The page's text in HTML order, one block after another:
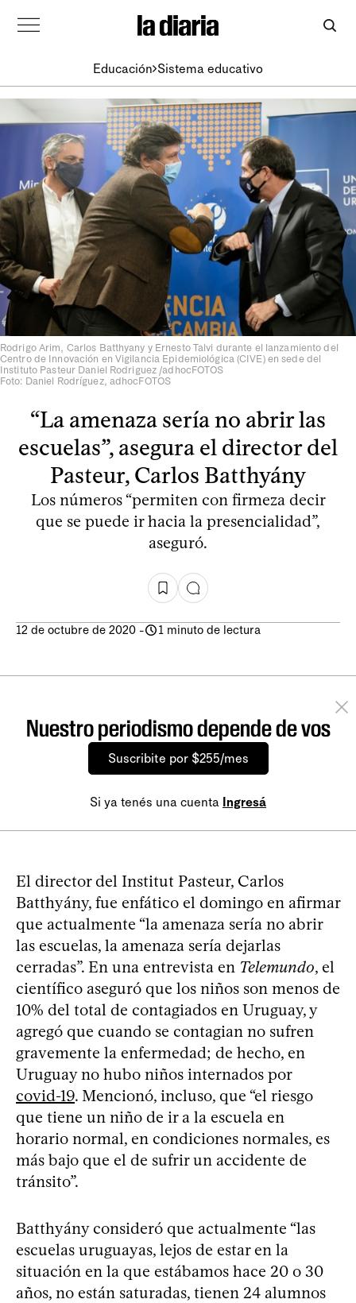
Educación Sistema educativo
Rodrigo Arim, Carlos Batthyany y Ernesto Talvi durante el lanzamiento del
Centro de Innovación en Vigilancia Epidemiológica (CIVE) en sede del
Instituto Pasteur Daniel Rodriguez /adhocFOTOS
Foto: Daniel Rodríguez, adhocFOTOS
“La amenaza sería no abrir las
escuelas”, asegura el director del
Pasteur, Carlos Batthyány
Los números “permiten con firmeza decir
que se puede ir hacia la presencialidad”,
aseguró.
12 de octubre de 2020 - 1 minuto de lectura
Nuestro periodismo depende de vos
Suscribite por $255/mes
Si ya tenés una cuenta Ingresá
El director del Institut Pasteur, Carlos
Batthyány, fue enfático el domingo en afirmar
que actualmente “la amenaza sería no abrir
las escuelas, la amenaza sería dejarlas
cerradas”. En una entrevista en Telemundo, el
científico aseguró que los niños son menos de
10% del total de contagiados en Uruguay, y
agregó que cuando se contagian no sufren
gravemente la enfermedad; de hecho, en
Uruguay no hubo niños internados por
covid-19. Mencionó, incluso, que “el riesgo
que tiene un niño de ir a la escuela en
horario normal, en condiciones normales, es
más bajo que el de sufrir un accidente de
tránsito”.
Batthyány consideró que actualmente “las
escuelas uruguayas, lejos de estar en la
situación en la que estábamos hace 20 o 30
años, no están saturadas, tienen 24 alumnos